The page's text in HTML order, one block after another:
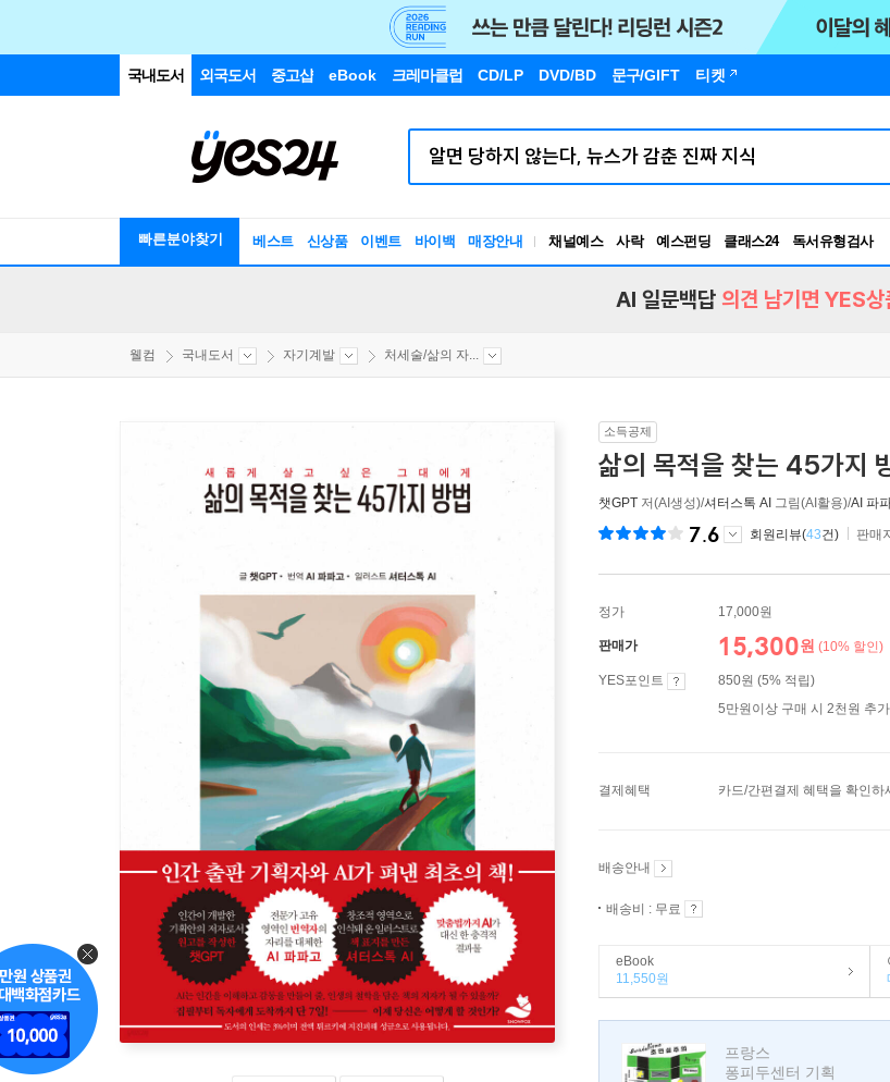
국내도서 외국도서 중고샵 eBook 크레마클럽 CD/LP DVD/BD 문구/GIFT 티켓
빠른분야찾기 베스트 신상품 이벤트 바이백 매장안내 채널예스 사락 예스펀딩 클래스24
독서유형검사
RBTI Lab
AI 일문백답 의견 남기면 YES상
웰컴 국내도서 자기계발 처세술/삶의 자...
소득공제
삶의 목적을 찾는 45가지
챗GPT 저(AI생성)/셔터스톡 AI 그림(AI활용)/AI 파
7.6 회원리뷰(43건) 판매
정가 17,000원
판매가 15,300원 (10% 할인)
YES포인트
850원 (5% 적립)
5만원이상 구매 시 2천원 추
결제혜택 카드/간편결제 혜택을 확인하
배송안내
배송비 : 무료
eBook
11,550원
프랑스
퐁피두센터 기획